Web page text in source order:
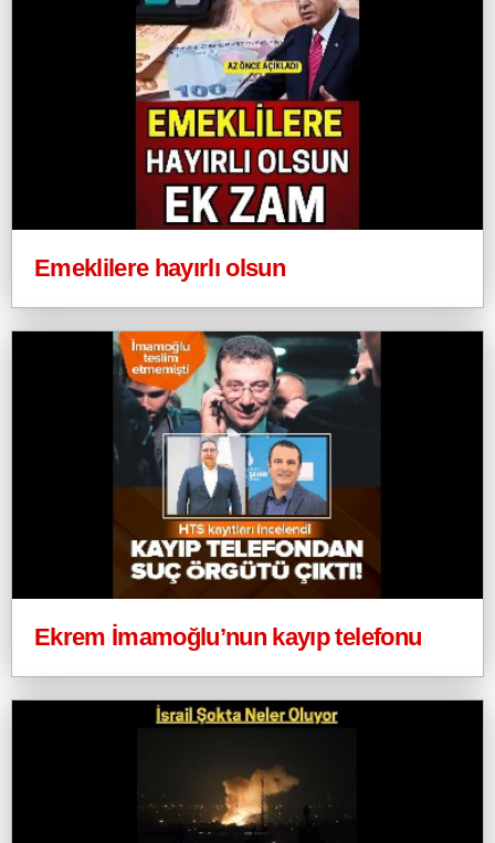
Emeklilere hayırlı olsun
Ekrem İmamoğlu’nun kayıp telefonu